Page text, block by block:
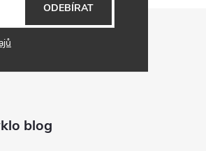
ODEBÍRAT
blog